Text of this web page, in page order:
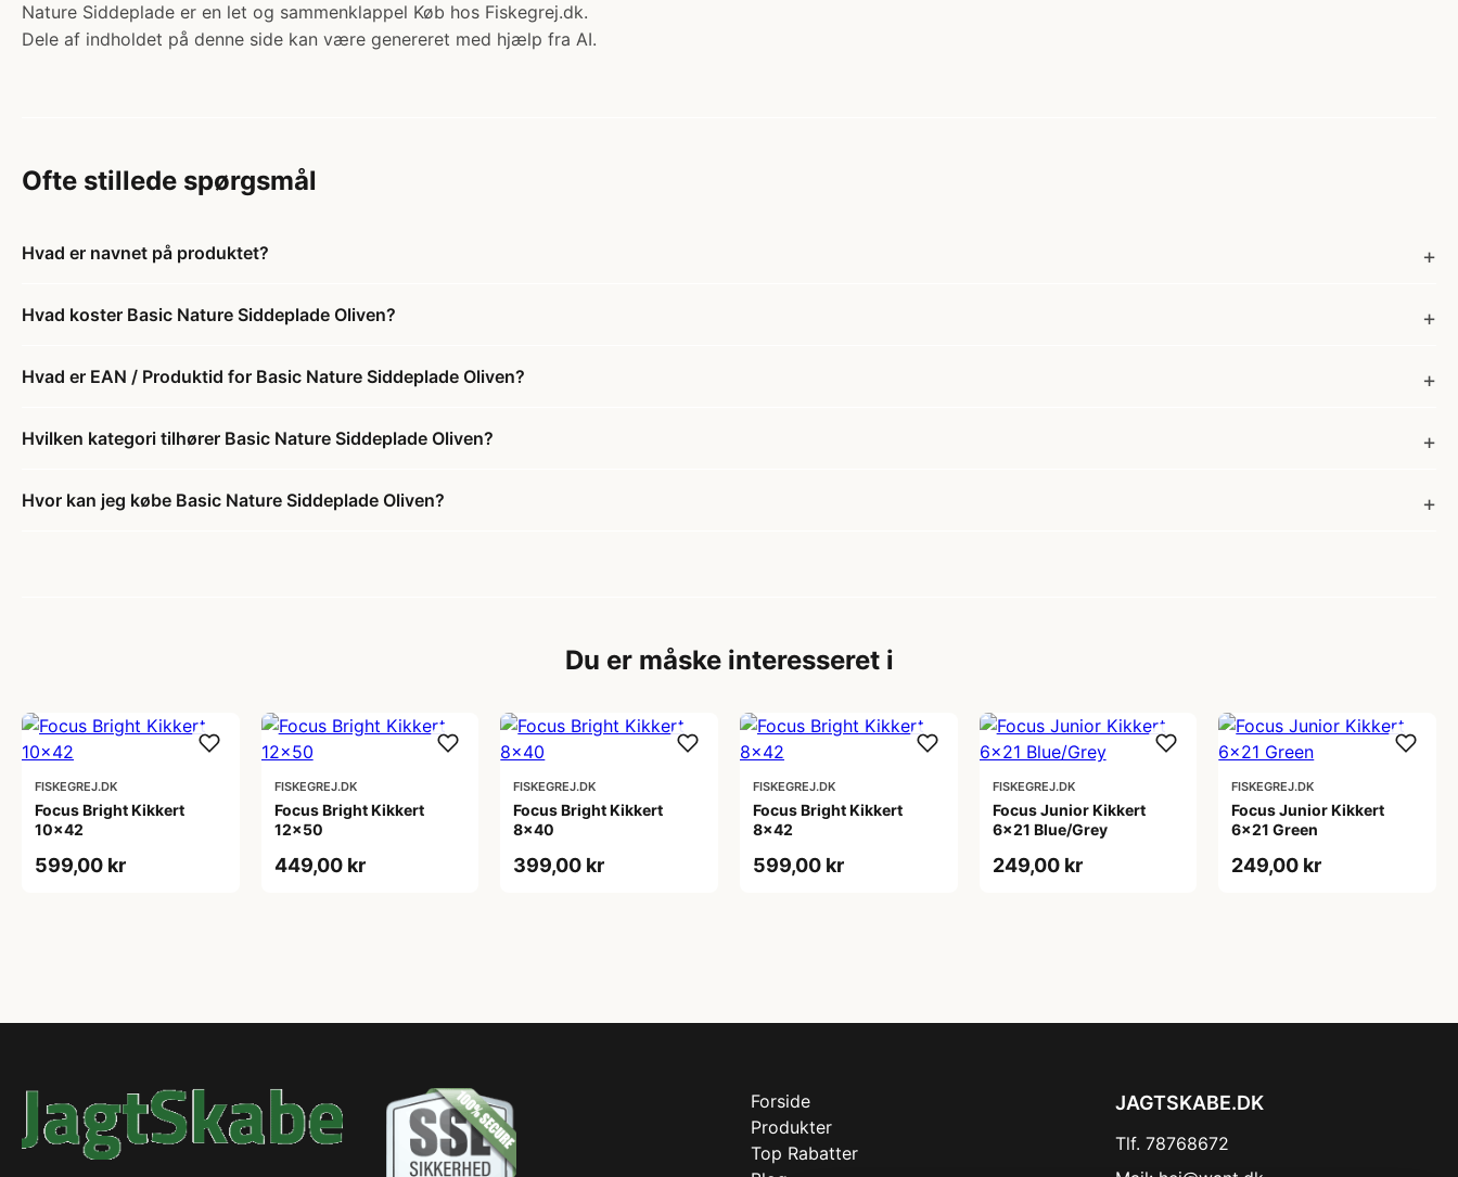
Nature Siddeplade er en let og sammenklappel Køb hos Fiskegrej.dk.
Dele af indholdet på denne side kan være genereret med hjælp fra AI.
Ofte stillede spørgsmål
Hvad er navnet på produktet?
Hvad koster Basic Nature Siddeplade Oliven?
Hvad er EAN / Produktid for Basic Nature Siddeplade Oliven?
Hvilken kategori tilhører Basic Nature Siddeplade Oliven?
Hvor kan jeg købe Basic Nature Siddeplade Oliven?
Du er måske interesseret i
FISKEGREJ.DK
Focus Bright Kikkert
10x42
599,00 kr
FISKEGREJ.DK
Focus Bright Kikkert
12x50
449,00 kr
FISKEGREJ.DK
Focus Bright Kikkert
8x40
399,00 kr
FISKEGREJ.DK
Focus Bright Kikkert
8x42
599,00 kr
FISKEGREJ.DK
Focus Junior Kikkert
6x21 Blue/Grey
249,00 kr
FISKEGREJ.DK
Focus Junior Kikkert
6x21 Green
249,00 kr
Forside
Produkter
Top Rabatter
JAGTSKABE.DK
Tlf. 78768672